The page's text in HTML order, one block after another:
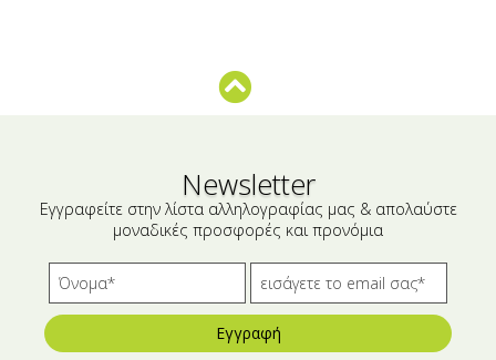
Αλόη
Έτοιμα Μείγματα
Newsletter
Εγγραφείτε στην λίστα αλληλογραφίας μας & απολαύστε
μοναδικές προσφορές και προνόμια
Εγγραφή